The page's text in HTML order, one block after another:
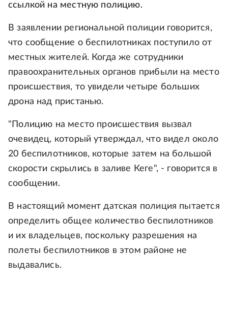
ссылкой на местную полицию.
В заявлении региональной полиции говорится,
что сообщение о беспилотниках поступило от
местных жителей. Когда же сотрудники
правоохранительных органов прибыли на место
происшествия, то увидели четыре больших
дрона над пристанью.
"Полицию на место происшествия вызвал
очевидец, который утверждал, что видел около
20 беспилотников, которые затем на большой
скорости скрылись в заливе Кеге", - говорится в
сообщении.
В настоящий момент датская полиция пытается
определить общее количество беспилотников
и их владельцев, поскольку разрешения на
полеты беспилотников в этом районе не
выдавались.